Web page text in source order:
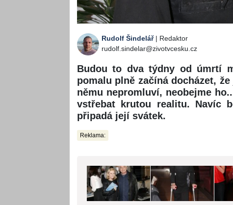
Rudolf Šindelář| Redaktor
rudolf.sindelar@zivotvcesku.cz
Budou to dva týdny od úmrtí
pomalu plně začíná docházet,
němu nepromluví, neobejme
vstřebat krutou realitu. Navíc
připadá její svátek.
Reklama: